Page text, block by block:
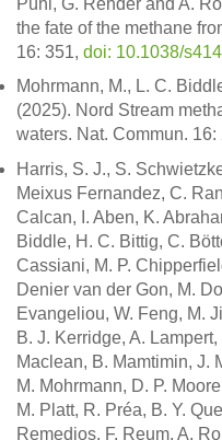
Pühl, G. Rehder and A.
the fate of the methane
16: 351, doi: 10.1038/
Mohrmann, M., L. C.
(2025). Nord Stream
waters. Nat. Commun.
Harris, S. J., S.
Meixus Fernandez, C.
Calcan, I. Aben, K.
Biddle, H. C. Bittig, C.
Cassiani, M. P.
Denier van der Gon, M.
Evangeliou, W. Feng, M.
B. J. Kerridge, A.
Maclean, B. Mamtimin, J.
M. Mohrmann, D. P.
M. Platt, R. Préa, B. Y.
Remedios, F. Reum, A.